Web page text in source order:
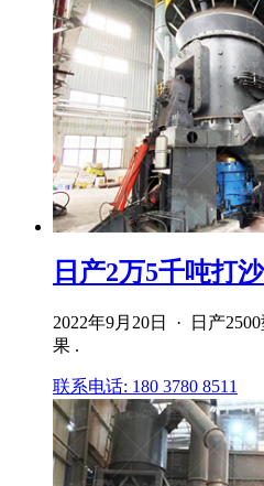
日产2万5千吨打
2022年9月20日 · 日产
果 .
联系电话: 180 3780 8511